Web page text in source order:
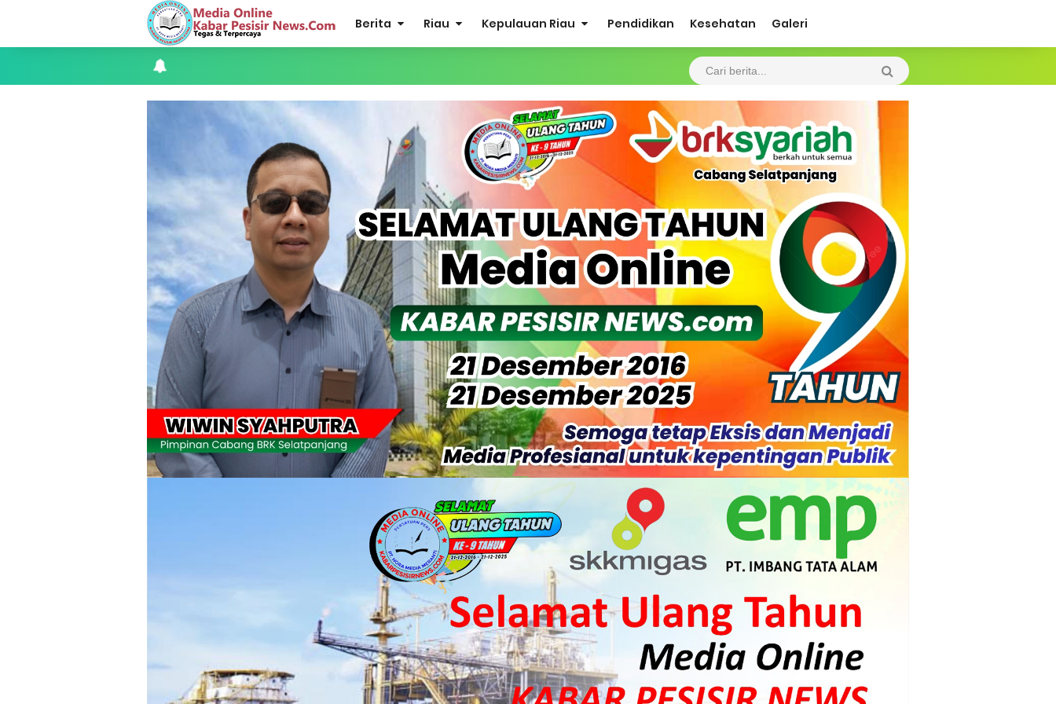
Berita Riau Kepulauan Riau Pendidikan Kesehatan Galeri
Apel Siaga Karhutla 2026 Digelar di Sabak Auh, Polsek dan Forkopimcam Perkuat Kesiapsiagaan Cegah Kebakaran
Musyawarah LAM Ke-3 Tualang Sukses, Zulkifli Z (Nomor Urut 1) Resmi Terpilih Pimpin Lembaga Adat
Kapolres Kepulauan Meranti Perkuat Sinergi Jelang Ekspedisi Merah Putih Presisi Polda Riau.
Teluk Belitung Bagaikan Kota Mati Disaat Listrik Diberlakukan Pemadaman Secara Bergilir, Mesin 600 kW Diharapkan Jadi Solusi.
F-PETIR Desak Pemkab Lingga Segera Buka Solusi Tambang Timah Rakyat: Jangan Hanya di Laut yang Beroperasi, Tambang Timah di Darat
Juga Butuh Hidup
Saat Duka Menyelimuti Korban Serangan Monyet, YBM PLN UP3 Rengat Bersama PW IWO Riau Ulurkan Tangan Kemanusiaan
Wabup Meranti Serahkan Santunan BPJS Rp52 Juta, Optimalisasi Pelaksanaan Program Jaminan Sosial Ketenagakerjaan Diperkuat
Usut Skandal Lahan Ulayat Desa Palas, Sekoci24.co Resmi Layangkan Surat Konfirmasi ke PT Arara Abadi.
Meranti 2026, 30 Putra-Putri Terbaik Disiapkan Kibarkan Merah Putih
Pulihkan Konektivitas Pascabencana, HKI Rampungkan Penanganan Jalur Lembah Anai dan Malalak
Bupati Asmar Lepas 77 Kontingen Pramuka Meranti Ikuti Jambore Nasional XII 2026 di Cibubur
Polres Kepulauan Meranti Gelar Ekspedisi Merah Putih" Jalin Sinergitas dengan Insan Pers, Komunitas dan Mahasiswa
PLN Selat Panjang Minta Maaf, Janji Datangkan Mesin Sewa Atasi Pemadaman di Merbau.
Warga Kecamatan Merbau dan Kecamatan Putri Puyu Tuntut PLN: Hentikan Pemadaman dan Beri Kompensasi
FPMP.TB Bersama OPP Teluk Belitung, Dan Perwakilan Masyarakat Desa Se- Kecamatan Merbau Datangi PLTG Melibur